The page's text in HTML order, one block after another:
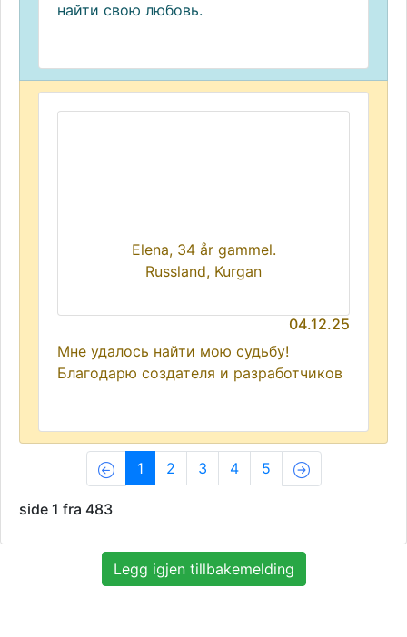
найти свою любовь.
Elena, 34 år gammel.
Russland, Kurgan
04.12.25
Мне удалось найти мою судьбу!
Благодарю создателя и разработчиков
1(current)
2 3 4 5
side 1 fra 483
Legg igjen tillbakemelding